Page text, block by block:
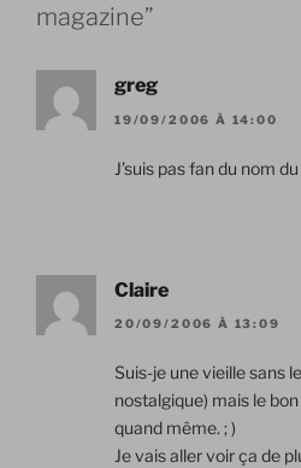
magazine”
greg
19/09/2006 À 14:00
J’suis pas fan du nom
Claire
20/09/2006 À 13:09
Suis-je une vieille sans
nostalgique) mais le
quand même. ; )
Je vais aller voir ça de